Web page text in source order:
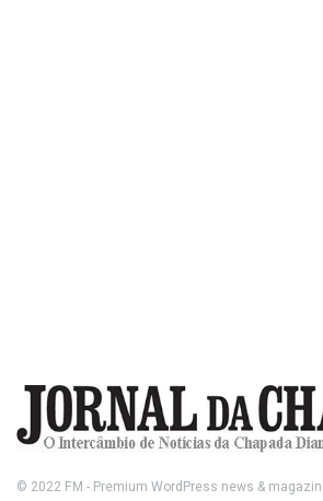
© 2022 FM - Premium WordPress news &